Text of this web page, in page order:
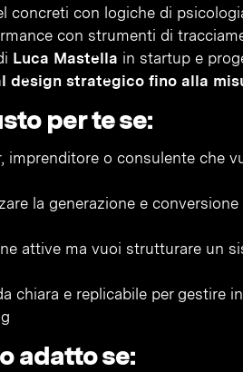
concreti con logiche di
con strumenti di
Luca Mastella in startup e
design strategico fino alla
per te se:
imprenditore o consulente che
la generazione e
attive ma vuoi strutturare un
chiara e replicabile per gestire
adatto se: